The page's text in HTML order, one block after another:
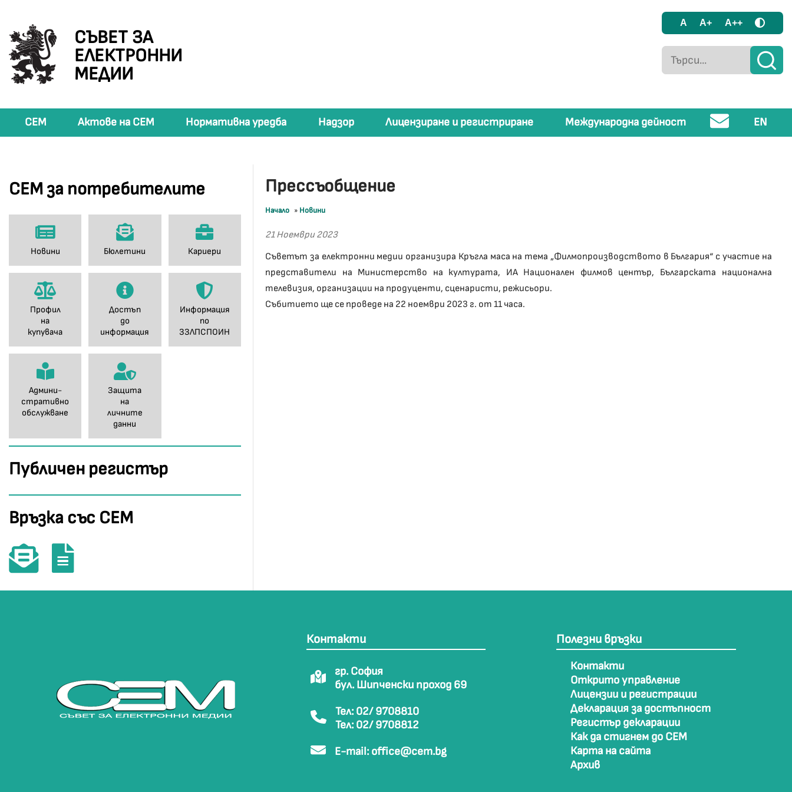
СЪВЕТ ЗА
ЕЛЕКТРОННИ
МЕДИИ
A A+ A++
СЕМ Актове на СЕМ Нормативна уредба Надзор Лицензиране и регистриране Международна дейност EN
СЕМ за потребителите
Новини Бюлетини Кариери
Профил
на
купувача
Достъп
до
информация
Информация
по
ЗЗЛПСПОИН
Админи-
стративно
обслужване
Защита
на
личните
данни
Публичен регистър
Връзка със СЕМ
Прессъобщение
Начало » Новини
21 Ноември 2023
Съветът за електронни медии организира Кръгла маса на тема „Филмопроизводството в България“ с участие на
представители на Министерство на културата, ИА Национален филмов център, Българската национална
телевизия, организации на продуценти, сценаристи, режисьори.
Събитието ще се проведе на 22 ноември 2023 г. от 11 часа.
Контакти
гр. София
бул. Шипченски проход 69
Тел: 02/ 9708810
Тел: 02/ 9708812
E-mail: office@cem.bg
Полезни връзки
Контакти
Открито управление
Лицензии и регистрации
Декларация за достъпност
Регистър декларации
Как да стигнем до СЕМ
Карта на сайта
Архив